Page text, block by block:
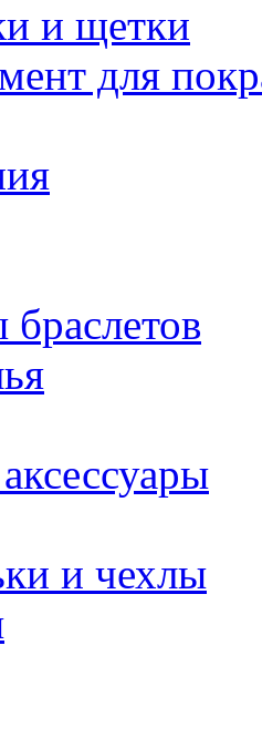
и щетки
для
и чехлы